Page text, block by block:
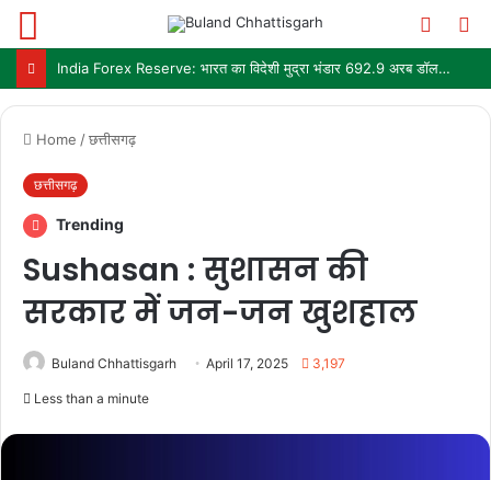
Switch
India Forex Reserve: भारत का विदेशी मुद्रा भंडार 692.9 अरब डॉलर पहुंचा, छह महीने में सबसे बड़ी साप्ताहिक बढ़त
Home /छत्तीसगढ़
छत्तीसगढ़
Trending
Sushasan : सुशासन की
सरकार में जन-जन खुशहाल
Buland Chhattisgarh April 17, 2025 3,197
Less than a minute